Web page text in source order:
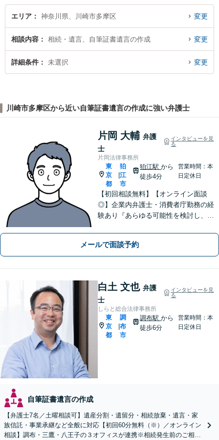
エリア 神奈川県、川崎市多摩区 変更
相談内容 相続・遺言、自筆証書遺言の作成 変更
詳細条件 未選択 変更
川崎市多摩区から近い自筆証書遺言の作成に強い弁護士
片岡 大輔 弁護
士
インタビューを見
る
片岡法律事務所
東
京
都
狛
江
市
狛江駅から
徒歩4分
営業時間：本
日定休日
【初回相談無料】【オンライン面談
◎】企業内弁護士・消費者庁勤務の経
験あり『あらゆる可能性を検討し、単
討いたします』セカンドオピニオン可
【狛江駅4分／休日夜間相談可】
メールで面談予約
白土 文也 弁護
士
インタビューを見
る
しらと総合法律事務所
東
京
都
調
布
市
調布駅から
徒歩6分
営業時間：本
日定休日
自筆証書遺言の作成
【弁護士7名／土曜相談可】遺産分割・遺留分・相続放棄・遺言・家
族信託・事業承継など全般に対応【初回60分無料（※）／オンライン
相談】調布・三鷹・八王子の３オフィスが連携※相続発生前のご相談